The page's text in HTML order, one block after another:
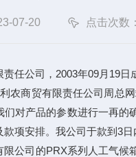
07-20 点击次数
任公司，2003年09月19
农商贸有限责任公司周总
们对产品的参数进行一再的
款项安排。我公司于款到3
限公司的PRX系列人工气